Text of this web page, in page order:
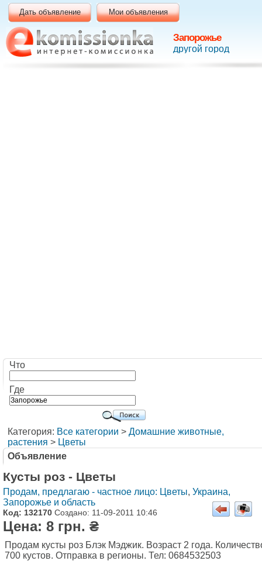
Запорожье
другой город
Дать объявление Мои объявления
Что
Где
Категория: Все категории > Домашние животные,
растения > Цветы
Объявление
Кусты роз - Цветы
Продам, предлагаю - частное лицо: Цветы, Украина,
Запорожье и область
Код: 132170 Создано: 11-09-2011 10:46
Цена: 8 грн. ₴
Продам кусты роз Блэк Мэджик. Возраст 2 года.
700 кустов. Отправка в регионы. Тел: 0684532503